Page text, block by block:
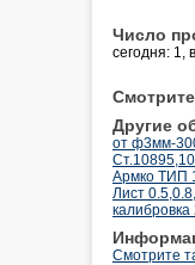
Число
сегодня: 1,
Другие
от ф3мм-
Армко ТИП
Лист
Смотрите